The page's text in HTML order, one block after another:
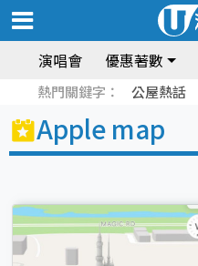
演唱會 優惠著數
熱門關鍵字： 公屋熱話
Apple map